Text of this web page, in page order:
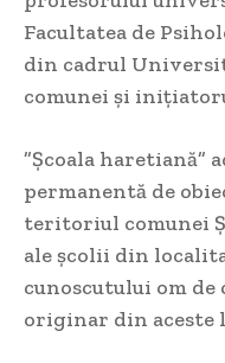
Facultatea de
din cadrul
comunei și
”Școala haretiană”
permanentă de
teritoriul comunei
ale școlii din
cunoscutului om
originar din aceste